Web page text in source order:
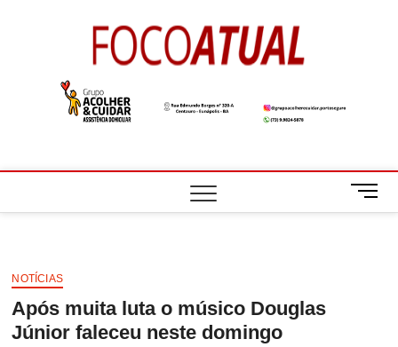
M
e
NOTÍCIAS
Após muita luta o músico Douglas
Júnior faleceu neste domingo